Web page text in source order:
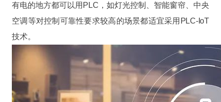
有电的地方都可以用PLC，如灯光控制、智能窗帘、中央
空调等对控制可靠性要求较高的场景都适宜采用PLC-IoT
技术。